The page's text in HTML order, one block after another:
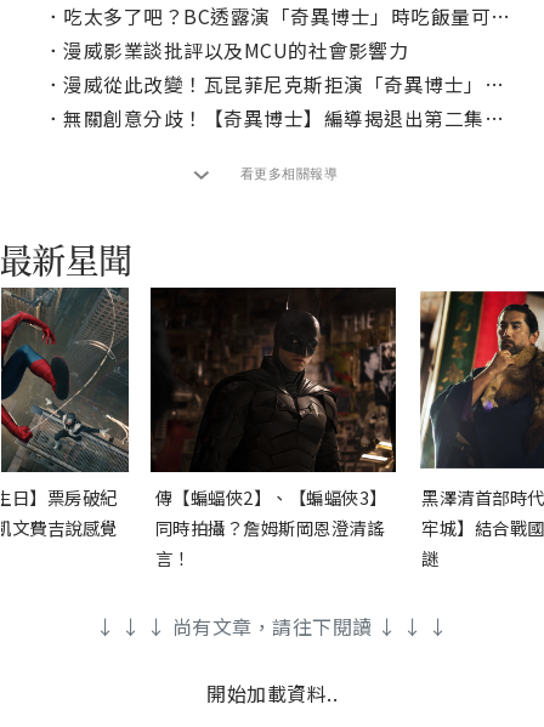
． 吃太多了吧？BC透露演「奇異博士」時吃飯量可以養活一個家庭！
． 漫威影業談批評以及MCU的社會影響力
． 漫威從此改變！瓦昆菲尼克斯拒演「奇異博士」的影響
． 無關創意分歧！【奇異博士】編導揭退出第二集原由
看更多相關報導
日】票房破紀
文費吉說感覺
傳【蝙蝠俠2】、【蝙蝠俠3】
同時拍攝？詹姆斯岡恩澄清謠
言！
黑澤清首部時
牢城】結合戰
謎
↓ ↓ ↓ 尚有文章，請往下閱讀 ↓ ↓ ↓
開始加載資料..